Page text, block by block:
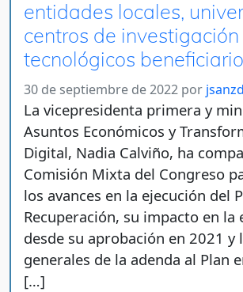
entidades locales,
centros de
tecnológicos
30 de septiembre de 2022 por
La vicepresidenta primera y
Asuntos Económicos y
Digital, Nadia Calviño, ha
Comisión Mixta del Congreso
los avances en la ejecución del
Recuperación, su impacto en la
desde su aprobación en 2021 y
generales de la adenda al Plan
[…]